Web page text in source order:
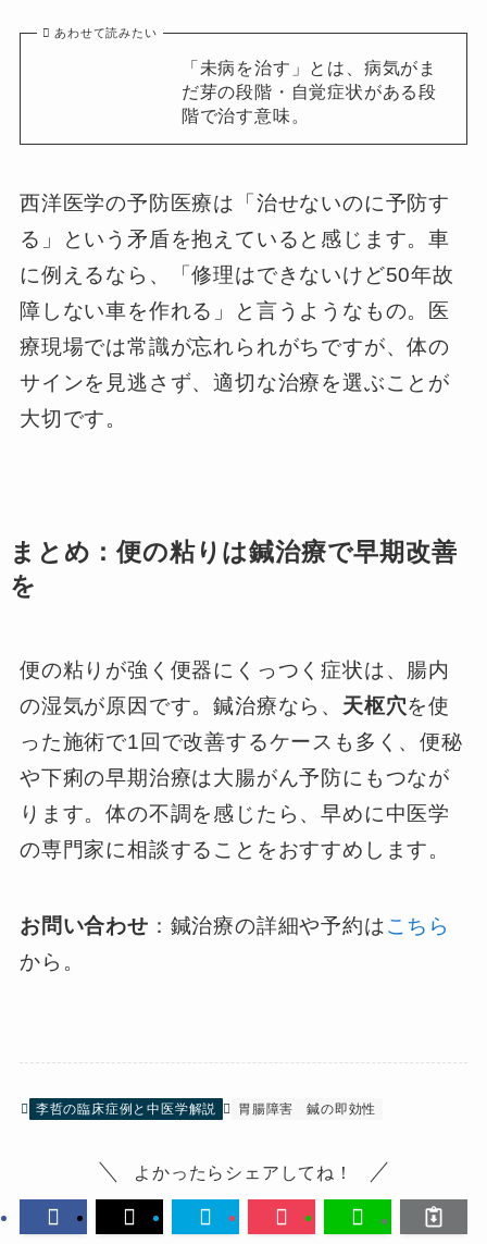
あわせて読みたい
「未病を治す」とは、病気がま
だ芽の段階・自覚症状がある段
階で治す意味。
西洋医学の予防医療は「治せないのに予防す
る」という矛盾を抱えていると感じます。車
に例えるなら、「修理はできないけど50年故
障しない車を作れる」と言うようなもの。医
療現場では常識が忘れられがちですが、体の
サインを見逃さず、適切な治療を選ぶことが
大切です。
まとめ：便の粘りは鍼治療で早期改善
を
便の粘りが強く便器にくっつく症状は、腸内
の湿気が原因です。鍼治療なら、 天枢穴を使
った施術で1回で改善するケースも多く、便秘
や下痢の早期治療は大腸がん予防にもつなが
ります。体の不調を感じたら、早めに中医学
の専門家に相談することをおすすめします。
お問い合わせ ：鍼治療の詳細や予約はこちら
から。
李哲の臨床症例と中医学解説 胃腸障害 鍼の即効性
よかったらシェアしてね！